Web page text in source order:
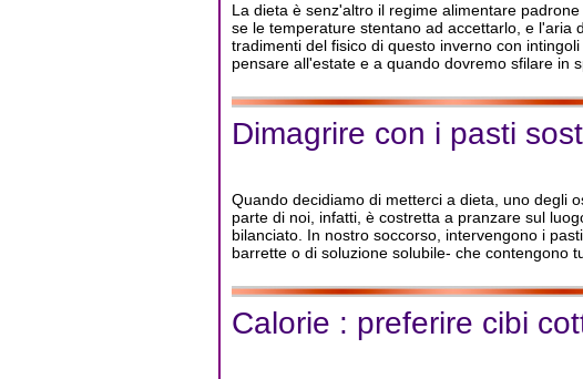
La dieta è senz'altro il regime alimentare
se le temperature stentano ad accettarlo, e l'aria
tradimenti del fisico di questo inverno con
pensare all'estate e a quando dovremo sfilare in
Dimagrire con i pasti
Quando decidiamo di metterci a dieta, uno degli
parte di noi, infatti, è costretta a pranzare sul
bilanciato. In nostro soccorso, intervengono i
barrette o di soluzione solubile- che contengono
Calorie : preferire cibi